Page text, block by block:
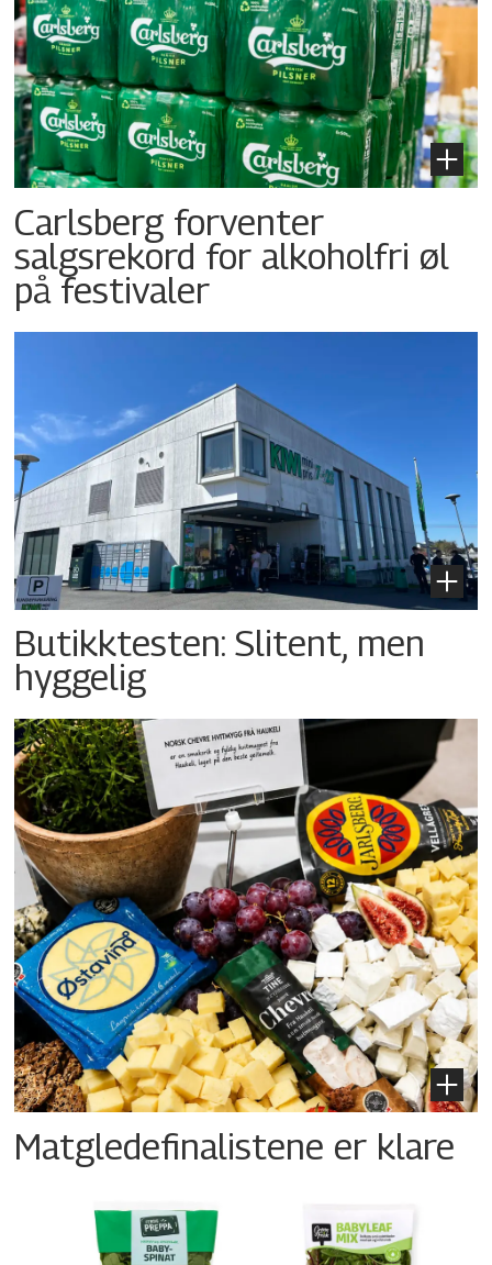
Carlsberg forventer
salgsrekord for alkoholfri øl
på festivaler
Butikktesten: Slitent, men
hyggelig
Matgledefinalistene er klare